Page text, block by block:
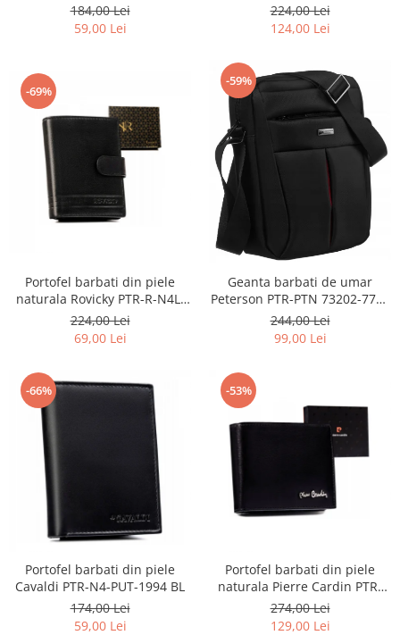
Rovicky PTR-RSPV-001P-5277
GOLD
184,00 Lei
59,00 Lei
2900-BIC
224,00 Lei
124,00 Lei
-69%
Portofel barbati din piele
naturala Rovicky PTR-R-N4L-
GAT-8922 B+B
224,00 Lei
69,00 Lei
-59%
Geanta barbati de umar
Peterson PTR-PTN 73202-7738
BL
244,00 Lei
99,00 Lei
-66%
Portofel barbati din piele
Cavaldi PTR-N4-PUT-1994 BL
174,00 Lei
59,00 Lei
-53%
Portofel barbati din piele
naturala Pierre Cardin PTR-
8806 TILAK51
274,00 Lei
129,00 Lei